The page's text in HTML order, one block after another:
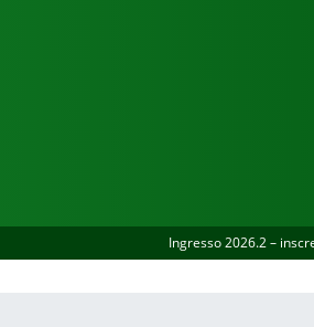
Ingresso 2026.2 –